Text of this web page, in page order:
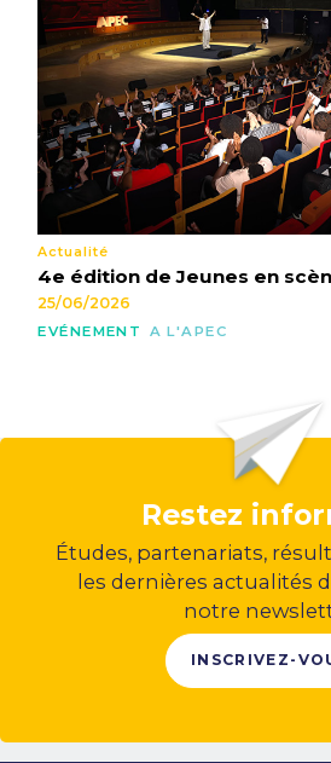
Actualité
4e édition de Jeunes en
25/06/2026
EVÉNEMENT A L'APEC
Restez
Études, partenariats,
les dernières actualités
notre
INSCRIVEZ-